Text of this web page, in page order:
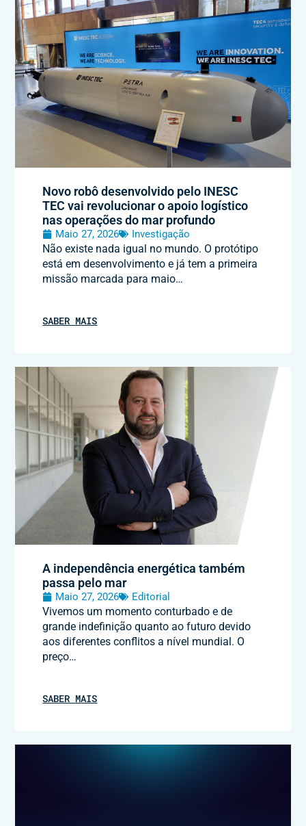
Novo robô desenvolvido pelo INESC
TEC vai revolucionar o apoio logístico
nas operações do mar profundo
Maio 27, 2026 Investigação
Não existe nada igual no mundo. O protótipo
está em desenvolvimento e já tem a primeira
missão marcada para maio…
SABER MAIS
A independência energética também
passa pelo mar
Maio 27, 2026 Editorial
Vivemos um momento conturbado e de
grande indefinição quanto ao futuro devido
aos diferentes conflitos a nível mundial. O
preço…
SABER MAIS